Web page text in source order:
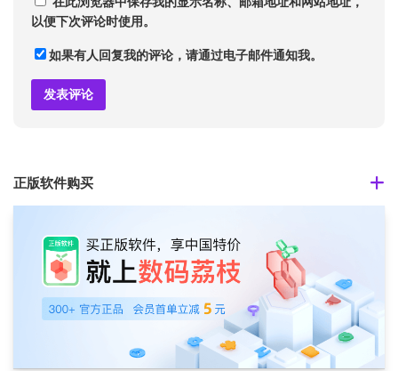
以便下次评论时使用。
如果有人回复我的评论，请通过电子邮件通知我。
正版软件购买